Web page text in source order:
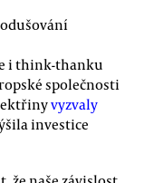
i think-thanku
společnosti
vyzvaly
investice